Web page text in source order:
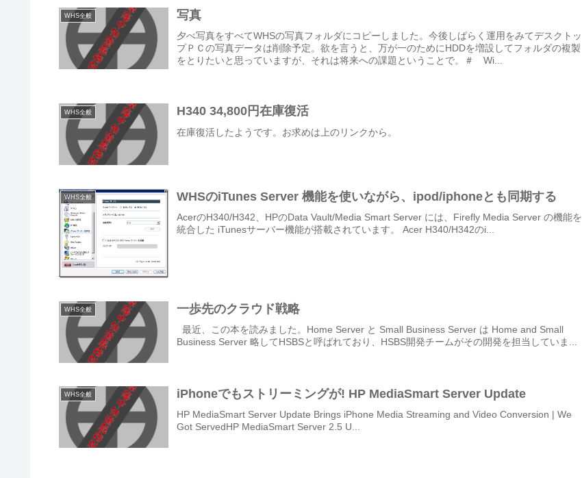
WHS全般 写真
夕べ写真をすべてWHSの写真フォルダにコピーしました。今後しばらく運用をみてデスクトッ
プＰＣの写真データは削除予定。欲を言うと、万が一のためにHDDを増設してフォルダの複製
をとりたいと思っていますが、それは将来への課題ということで。＃ Wi...
WHS全般 H340 34,800円在庫復活
在庫復活したようです。お求めは上のリンクから。
WHS全般 WHSのiTunes Server 機能を使いながら、ipod/iphoneとも同期する
AcerのH340/H342、HPのData Vault/Media Smart Server には、Firefly Media Server の機能を
統合した iTunesサーバー機能が搭載されています。 Acer H340/H342のi...
WHS全般 一歩先のクラウド戦略
最近、この本を読みました。Home Server と Small Business Server は Home and Small
Business Server 略してHSBSと呼ばれており、HSBS開発チームがその開発を担当していま...
WHS全般 iPhoneでもストリーミングが! HP MediaSmart Server Update
HP MediaSmart Server Update Brings iPhone Media Streaming and Video Conversion | We
Got ServedHP MediaSmart Server 2.5 U...